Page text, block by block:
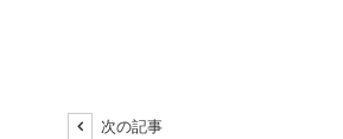
次の記事